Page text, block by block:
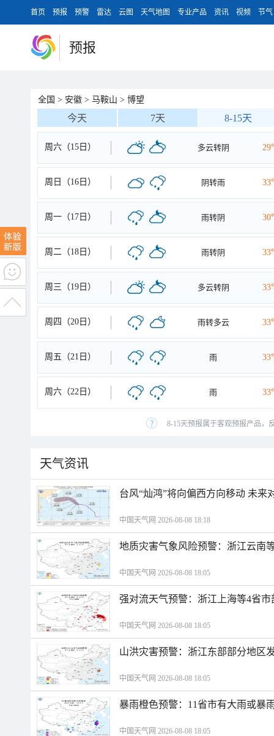
首页 预报 预警 雷达 云图 天气地图 专业产品 资讯 视频 节气
预报
全国 > 安徽 > 马鞍山 > 博望
今天 7天 8-15天
周六（15日） 多云转阴
周日（16日） 阴转雨
周一（17日） 雨转阴
周二（18日） 雨转阴
周三（19日） 多云转阴
周四（20日） 雨转多云
周五（21日） 雨
周六（22日） 雨
8-15天预报属于客观预报产品，
天气资讯
台风“灿鸿”将向偏西方向移动 未来
中国天气网 2026-08-08 18:18
地质灾害气象风险预警：浙江云南
中国天气网 2026-08-08 18:05
强对流天气预警：浙江上海等4省
中国天气网 2026-08-08 18:05
山洪灾害预警：浙江东部部分地区
中国天气网 2026-08-08 18:05
暴雨橙色预警：11省市有大雨或暴
中国天气网 2026-08-08 18:05